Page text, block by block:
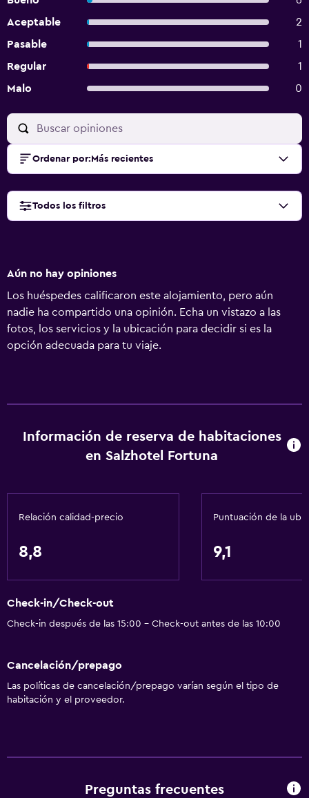
Aceptable
2
Pasable
1
Regular
1
Malo
0
Ordenar por: Más recientes
Todos los filtros
Aún no hay opiniones
Los huéspedes calificaron este alojamiento, pero aún
nadie ha compartido una opinión. Echa un vistazo a las
fotos, los servicios y la ubicación para decidir si es la
opción adecuada para tu viaje.
Información de reserva de habitaciones
en Salzhotel Fortuna
Relación calidad-precio
8,8
Puntuación de la
9,1
Check-in/Check-out
Check-in después de las 15:00 - Check-out antes de las 10:00
Cancelación/prepago
Las políticas de cancelación/prepago varían según el tipo de
habitación y el proveedor.
Preguntas frecuentes